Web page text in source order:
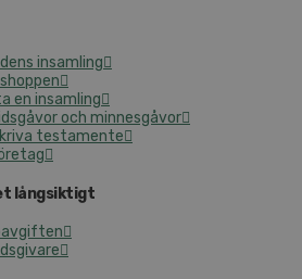
insamling
en insamling
och minnesgåvor
testamente
långsiktigt